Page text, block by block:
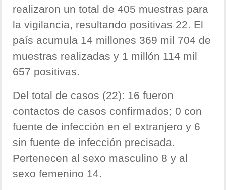
realizaron un total de 405 muestras para
la vigilancia, resultando positivas 22. El
país acumula 14 millones 369 mil 704 de
muestras realizadas y 1 millón 114 mil
657 positivas.
Del total de casos (22): 16 fueron
contactos de casos confirmados; 0 con
fuente de infección en el extranjero y 6
sin fuente de infección precisada.
Pertenecen al sexo masculino 8 y al
sexo femenino 14.